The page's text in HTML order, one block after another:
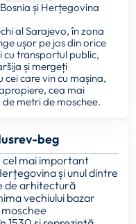
beg
cel mai important
și unul dintre
de arhitectură
vechiului bazar
și Herțegovina
al Sarajevo, în zona
ușor pe jos din orice
cu transportul public,
și mergeți
care vin cu mașina,
cea mai
metri de moschee.